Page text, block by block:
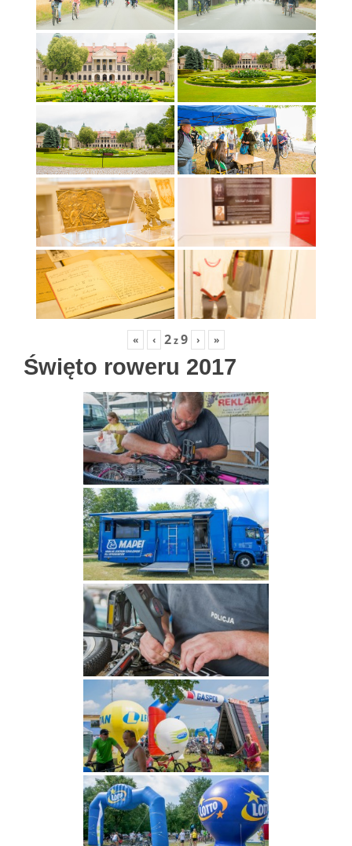
« ‹ 2z9 › »
Święto roweru 2017